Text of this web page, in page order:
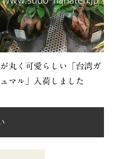
丸く可愛らしい「台湾ガ
ュマル」入荷しました